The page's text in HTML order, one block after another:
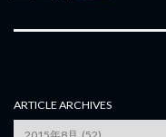
ARTICLE ARCHIVES
Article